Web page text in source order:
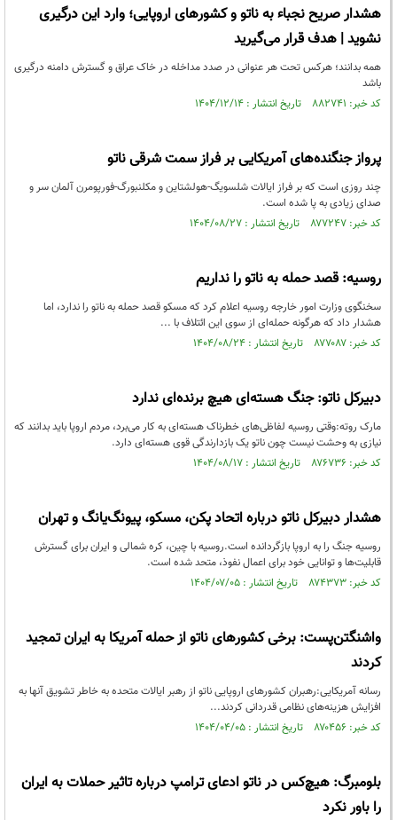
هشدار صریح نجباء به ناتو و کشورهای اروپایی؛ وارد این درگیری
نشوید | هدف قرار می‌گیرید
همه بدانند؛ هرکس تحت هر عنوانی در صدد مداخله در خاک عراق و گسترش دامنه درگیری
باشد
کد خبر: ۸۸۲۷۴۱ تاریخ انتشار : ۱۴۰۴/۱۲/۱۴
پرواز جنگنده‌های آمریکایی بر فراز سمت شرقی ناتو
چند روزی است که بر فراز ایالات شلسویگ-هولشتاین و مکلنبورگ-فورپومرن آلمان سر و
صدای زیادی به پا شده است.
کد خبر: ۸۷۷۲۴۷ تاریخ انتشار : ۱۴۰۴/۰۸/۲۷
روسیه: قصد حمله به ناتو را نداریم
سخنگوی وزارت امور خارجه روسیه اعلام کرد که مسکو قصد حمله به ناتو را ندارد، اما
هشدار داد که هرگونه حمله‌ای از سوی این ائتلاف با ...
کد خبر: ۸۷۷۰۸۷ تاریخ انتشار : ۱۴۰۴/۰۸/۲۴
دبیرکل ناتو: جنگ هسته‌ای هیچ برنده‌ای‌ ندارد
مارک روته:وقتی روسیه لفاظی‌های خطرناک هسته‌ای به کار می‌برد، مردم اروپا باید بدانند که
نیازی به وحشت نیست چون ناتو یک بازدارندگی قوی هسته‌ای دارد.
کد خبر: ۸۷۶۷۳۶ تاریخ انتشار : ۱۴۰۴/۰۸/۱۷
هشدار دبیرکل ناتو درباره اتحاد پکن، مسکو، پیونگ‌یانگ و تهران
روسیه جنگ را به اروپا بازگردانده است.روسیه با چین، کره شمالی و ایران برای گسترش
قابلیت‌ها و توانایی خود برای اعمال نفوذ، متحد شده است.
کد خبر: ۸۷۴۳۷۳ تاریخ انتشار : ۱۴۰۴/۰۷/۰۵
واشنگتن‌پست: برخی کشورهای ناتو از حمله آمریکا به ایران تمجید
کردند
رسانه آمریکایی:رهبران کشورهای اروپایی ناتو از رهبر ایالات متحده به خاطر تشویق آنها به
افزایش هزینه‌های نظامی قدردانی کردند...
کد خبر: ۸۷۰۴۵۶ تاریخ انتشار : ۱۴۰۴/۰۴/۰۵
بلومبرگ: هیچ‌کس در ناتو ادعای ترامپ درباره تاثیر حملات به ایران
را باور نکرد